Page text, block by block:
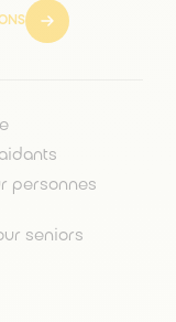
personnes
seniors